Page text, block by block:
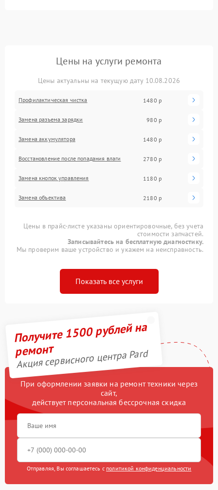
Цены на услуги ремонта
Цены актуальны на текущую дату 10.08.2026
Профилактическая чистка 1480 р
Замена разъема зарядки 980 р
Замена аккумулятора 1480 р
Восстановление после попадания влаги 2780 р
Замена кнопок управления 1180 р
Замена объектива 2180 р
Цены в прайс-листе указаны ориентировочные, без учета
стоимости запчастей.
Записывайтесь на бесплатную диагностику.
Мы проверим ваше устройство и укажем на неисправность.
Показать все услуги
Получите 1500 рублей на
ремонт
Акция сервисного центра Pard
При оформлении заявки на ремонт техники через
сайт,
действует персональная бессрочная скидка
Отправляя, Вы соглашаетесь с политикой конфиденциальности